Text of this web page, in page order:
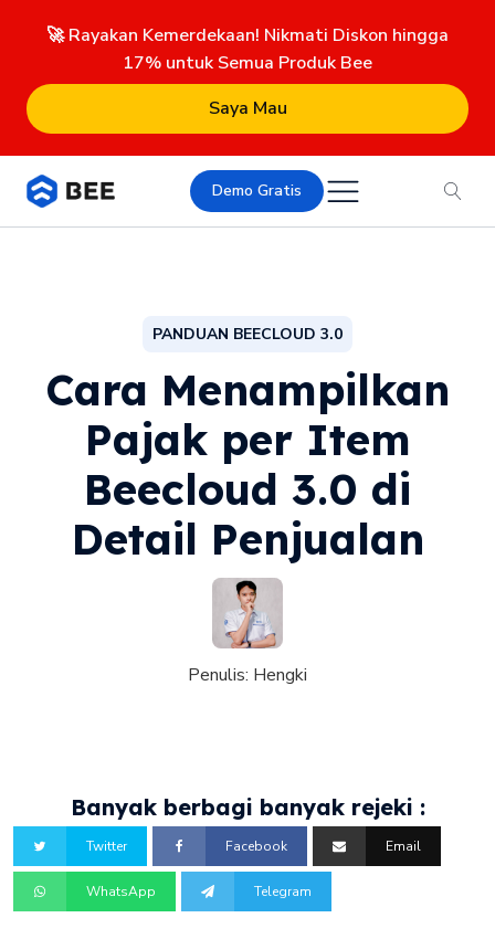
🚀 Rayakan Kemerdekaan! Nikmati Diskon hingga
17% untuk Semua Produk Bee
Saya Mau
Demo Gratis
PANDUAN BEECLOUD 3.0
Cara Menampilkan
Pajak per Item
Beecloud 3.0 di
Detail Penjualan
Penulis: Hengki
Banyak berbagi banyak rejeki :
Twitter Facebook Email
WhatsApp Telegram